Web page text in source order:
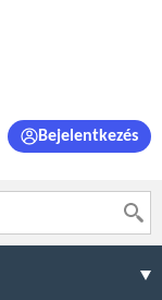
Bejelentkezés